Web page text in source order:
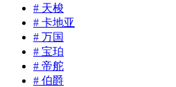
# 天梭
# 卡地亚
# 万国
# 宝珀
# 帝舵
# 伯爵